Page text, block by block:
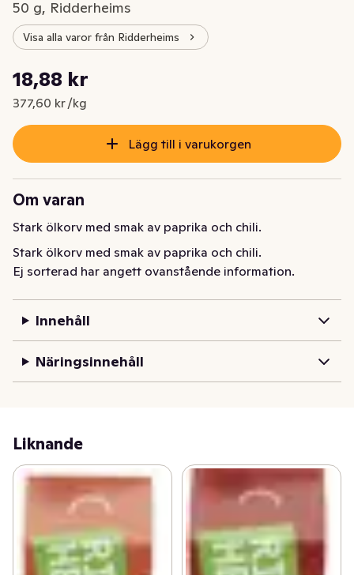
50 g, Ridderheims
Visa alla varor från Ridderheims
Nuvarande pris är: 18,88 kr
18,88 kr
377,60 kr /kg
Styckpris: 377,60 kr /kg
Lägg till i varukorgen
Om varan
Stark ölkorv med smak av paprika och chili.
Stark ölkorv med smak av paprika och chili.
Ej sorterad har angett ovanstående information.
Innehåll
Näringsinnehåll
Liknande